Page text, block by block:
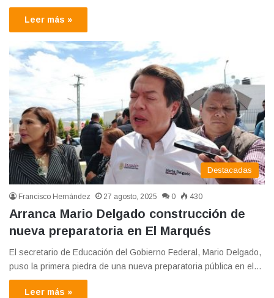
Leer más »
Destacadas
Francisco Hernández 27 agosto, 2025 0 430
Arranca Mario Delgado construcción de
nueva preparatoria en El Marqués
El secretario de Educación del Gobierno Federal, Mario Delgado,
puso la primera piedra de una nueva preparatoria pública en el…
Leer más »